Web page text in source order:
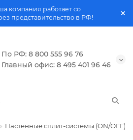
компания работает со
представительство в РФ!
По РФ: 8 800 555 96 76
Главный офис: 8 495 401 96 46
Настенные сплит-системы (ON/OFF)